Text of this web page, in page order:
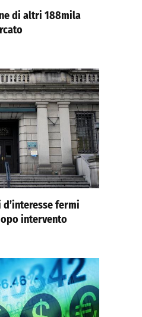
di altri 188mila
d’interesse fermi
intervento